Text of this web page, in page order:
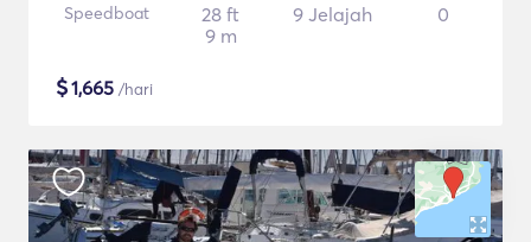
Speedboat
28 ft
9 m
9 Jelajah 0
$1,665 /hari